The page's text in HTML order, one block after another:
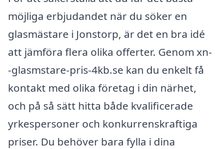
möjliga erbjudandet när du söker en
glasmästare i Jonstorp, är det en bra idé
att jämföra flera olika offerter. Genom xn-
-glasmstare-pris-4kb.se kan du enkelt få
kontakt med olika företag i din närhet,
och på så sätt hitta både kvalificerade
yrkespersoner och konkurrenskraftiga
priser. Du behöver bara fylla i dina